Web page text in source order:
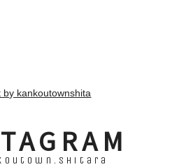
by kankoutownshita